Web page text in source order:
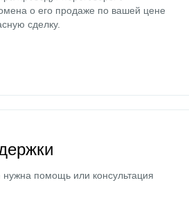
о его продаже по вашей цене
сделку.
помощь или консультация